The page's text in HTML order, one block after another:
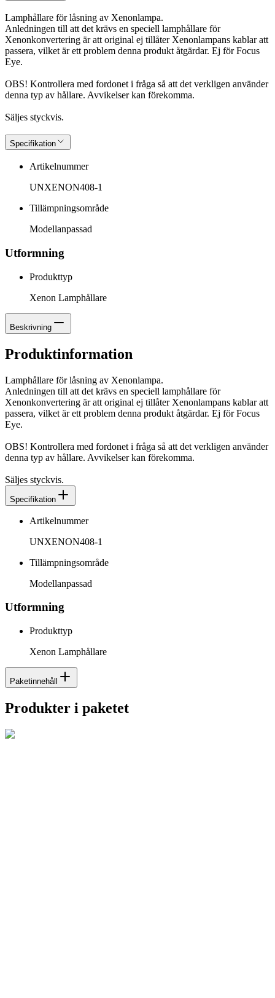
Lamphållare för låsning av Xenonlampa.
Anledningen till att det krävs en speciell lamphållare för
Xenonkonvertering är att original ej tillåter Xenonlampans kablar att
passera, vilket är ett problem denna produkt åtgärdar. Ej för Focus
Eye.
OBS! Kontrollera med fordonet i fråga så att det verkligen använder
denna typ av hållare. Avvikelser kan förekomma.
Säljes styckvis.
Specifikation
Artikelnummer
UNXENON408-1
Tillämpningsområde
Modellanpassad
Utformning
Produkttyp
Xenon Lamphållare
Beskrivning
Produktinformation
Lamphållare för låsning av Xenonlampa.
Anledningen till att det krävs en speciell lamphållare för
Xenonkonvertering är att original ej tillåter Xenonlampans kablar att
passera, vilket är ett problem denna produkt åtgärdar. Ej för Focus
Eye.
OBS! Kontrollera med fordonet i fråga så att det verkligen använder
denna typ av hållare. Avvikelser kan förekomma.
Säljes styckvis.
Specifikation
Artikelnummer
UNXENON408-1
Tillämpningsområde
Modellanpassad
Utformning
Produkttyp
Xenon Lamphållare
Paketinnehåll
Produkter i paketet